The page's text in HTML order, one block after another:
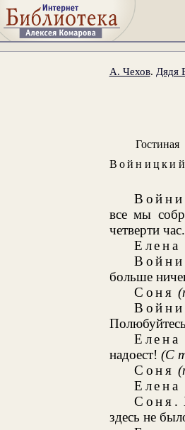
А. Чехов. Дядя
Войницкий
все мы
четверти
Елена
больше
Соня
Елена
надоест! (С
Соня
Елена
Соня .
здесь не